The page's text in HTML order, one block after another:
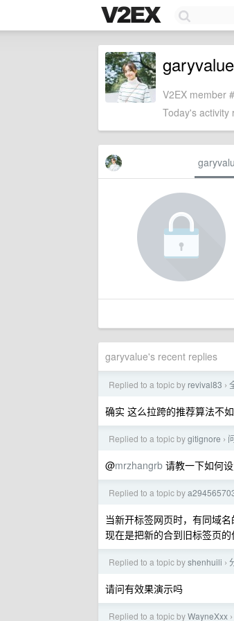
garyvalue
V2EX member
Today's activity
garyvalue's recent replies
Replied to a topic by revival83 ›
确实 这么拉跨的推荐算法不
Replied to a topic bygitignore ›
@mrzhangrb 请教一下如何
Replied to a topic by
当新开标签网页时，有同域
现在是把新的合到旧标签页的
Replied to a topic byshenhuili ›
请问有效果演示吗
Replied to a topic byWayneXxx ›